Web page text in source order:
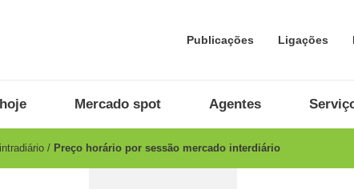
Publicações Ligações
Mercado spot Agentes
Preço horário por sessão mercado interdiário